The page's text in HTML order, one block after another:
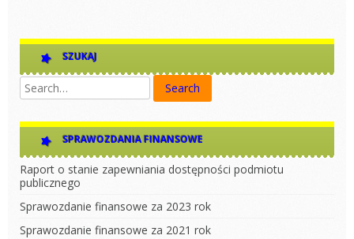
SZUKAJ
SPRAWOZDANIA FINANSOWE
Raport o stanie zapewniania dostępności podmiotu
publicznego
Sprawozdanie finansowe za 2023 rok
Sprawozdanie finansowe za 2021 rok